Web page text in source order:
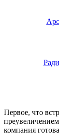
Первое, что
компания